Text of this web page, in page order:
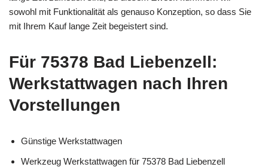
sowohl mit Funktionalität als genauso Konzeption, so dass Sie
mit Ihrem Kauf lange Zeit begeistert sind.
Für 75378 Bad Liebenzell:
Werkstattwagen nach Ihren
Vorstellungen
Günstige Werkstattwagen
Werkzeug Werkstattwagen für 75378 Bad Liebenzell